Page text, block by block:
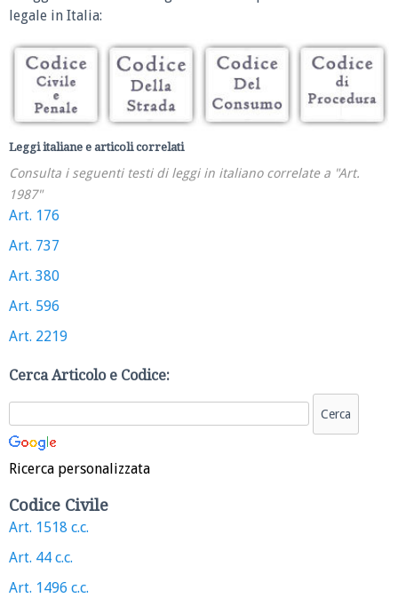
legale in Italia:
Leggi italiane e articoli correlati
Consulta i seguenti testi di leggi in italiano correlate a "Art.
1987"
Art. 176
Art. 737
Art. 380
Art. 596
Art. 2219
Cerca Articolo e Codice:
Ricerca personalizzata
Codice Civile
Art. 1518 c.c.
Art. 44 c.c.
Art. 1496 c.c.